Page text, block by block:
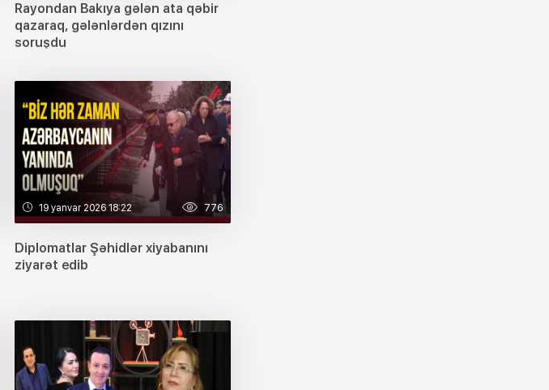
Rayondan Bakıya gələn ata qəbir
qazaraq, gələnlərdən qızını
soruşdu
19 yanvar 2026 18:22 776
Diplomatlar Şəhidlər xiyabanını
ziyarət edib